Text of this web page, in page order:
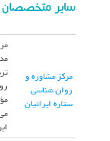
سایر متخصصان
مرکز مشاوره و
روان شناسی
ستاره ایرانیان